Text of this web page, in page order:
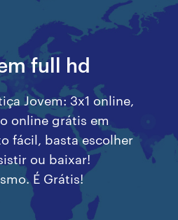
full hd
Jovem: 3x1 online,
online grátis em
fácil, basta escolher
ou baixar!
É Grátis!